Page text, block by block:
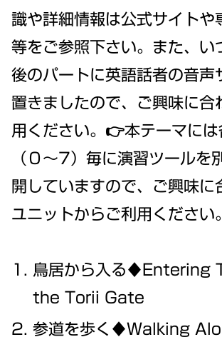
識や詳細情報は公式サイトや
等をご参照下さい。また、い
後のパートに英語話者の音声
置きましたので、ご興味に合
用ください。👉本テーマには
（０～7）毎に演習ツールを
開していますので、ご興味に
ユニットからご利用ください。
鳥居から入る♦Entering
the Torii Gate
参道を歩く♦Walking